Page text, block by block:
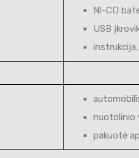
NI-CD
USB
instrukcija,
nuotolinio
pakuotė